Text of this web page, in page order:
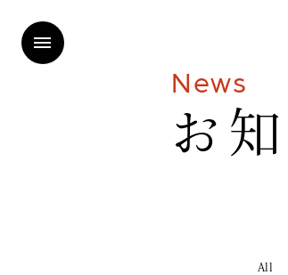
News
お 知
All